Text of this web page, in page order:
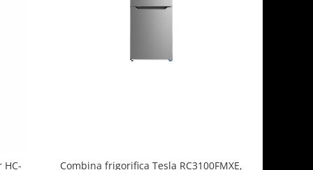
Combina frigorifica Tesla RC3100FMXE,